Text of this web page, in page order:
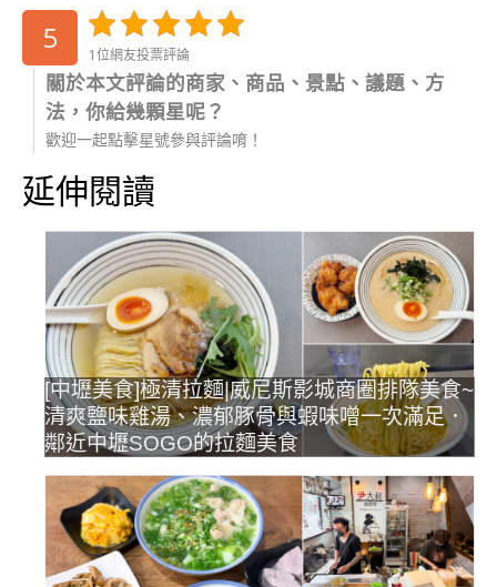
5 1位網友投票評論
關於本文評論的商家、商品、景點、議題、方
法，你給幾顆星呢？
歡迎一起點擊星號參與評論唷！
延伸閱讀
[中壢美食]極清拉麵|威尼斯影城商圈排隊美食~
清爽鹽味雞湯、濃郁豚骨與蝦味噌一次滿足．
鄰近中壢SOGO的拉麵美食